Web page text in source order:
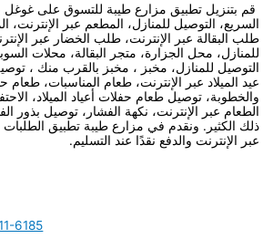
قم بتنزيل تطبيق مزارع طيبة للتسوق على غوغل
السريع، التوصيل للمنازل، المطعم عبر
طلب البقالة عبر الإنترنت، طلب الخضار عبر
للمنازل، محل الجزارة، متجر البقالة، محلات
التوصيل للمنازل، مخبز ، مخبز بالقرب منك ،
عيد الميلاد عبر الإنترنت، طعام المناسبات، طعام
والخطوبة، توصيل طعام حفلات أعياد الميلاد،
الطعام عبر الإنترنت، نكهة الفشار، توصيل بذور
ذلك الكثير. ونقدم في مزارع طيبة تطبيق الطلبات
عبر الإنترنت والدفع نقدًا عند التسليم.
6185